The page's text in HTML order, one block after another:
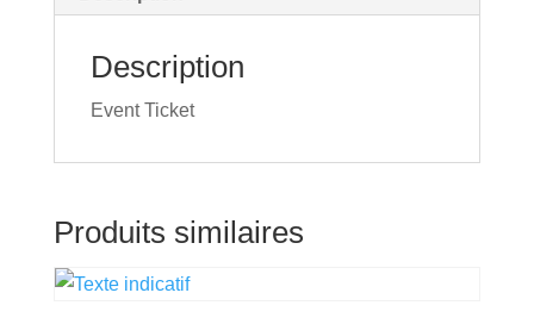
(Copy)
Description
Event Ticket
Produits similaires